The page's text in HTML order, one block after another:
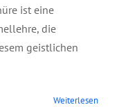
ist eine
die
geistlichen
Weiterlesen